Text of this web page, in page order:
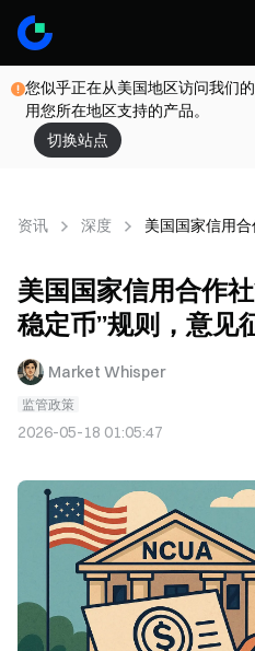
您似乎正在从美国地区访问我们
用您所在地区支持的产品。
切换站点
资讯 深度 美国国家信用
美国国家信用合作
稳定币”规则，意见
Market Whisper
监管政策
2026-05-18 01:05:47